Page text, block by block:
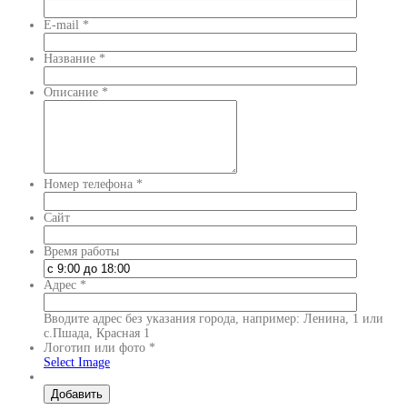
E-mail *
Название *
Описание *
Номер телефона *
Сайт
Время работы
Адрес *
Вводите адрес без указания города, например: Ленина, 1 или
с.Пшада, Красная 1
Логотип или фото *
Select Image